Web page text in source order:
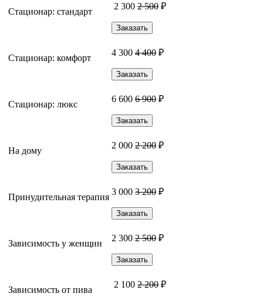
Стационар: стандарт
2 300 2 500 ₽
Заказать
Стационар: комфорт
4 300 4 400 ₽
Заказать
Стационар: люкс
6 600 6 900 ₽
Заказать
На дому
2 000 2 200 ₽
Заказать
Принудительная терапия
3 000 3 200 ₽
Заказать
Зависимость у женщин
2 300 2 500 ₽
Заказать
Зависимость от пива
2 100 2 200 ₽